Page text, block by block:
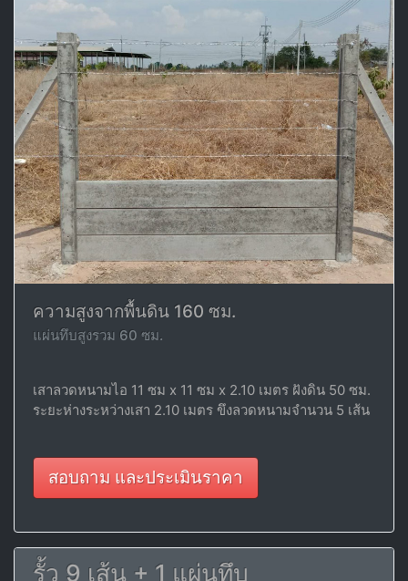
ความสูงจากพื้นดิน 160 ซม.
แผ่นทึบสูงรวม 60 ซม.
เสาลวดหนามไอ 11 ซม x 11 ซม x 2.10 เมตร ฝังดิน 50 ซม.
ระยะห่างระหว่างเสา 2.10 เมตร ขึงลวดหนามจำนวน 5 เส้น
สอบถาม และประเมินราคา
รั้ว 9 เส้น + 1 แผ่นทึบ